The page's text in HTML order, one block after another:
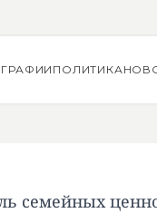
ПОЛИТИКА
семейных